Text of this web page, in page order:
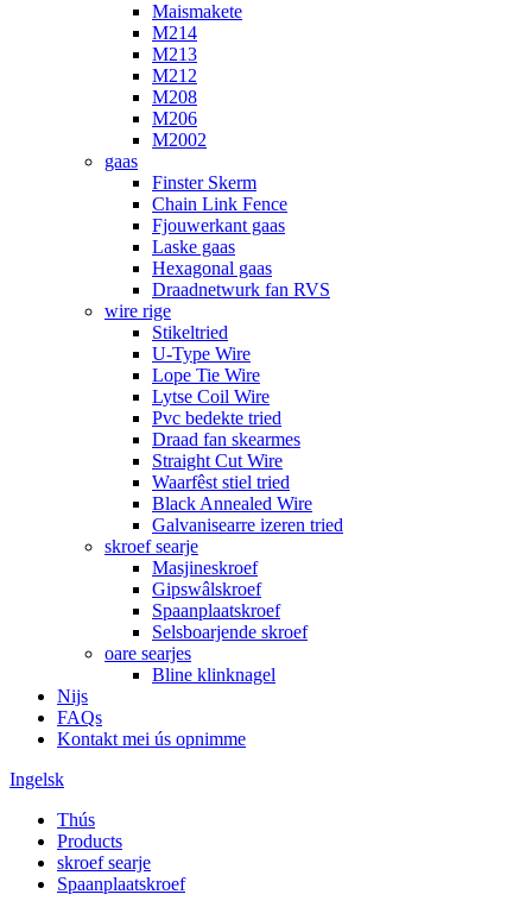
Maismakete
M214
M213
M212
M208
M206
M2002
gaas
Finster Skerm
Chain Link Fence
Fjouwerkant gaas
Laske gaas
Hexagonal gaas
Draadnetwurk fan RVS
wire rige
Stikeltried
U-Type Wire
Lope Tie Wire
Lytse Coil Wire
Pvc bedekte tried
Draad fan skearmes
Straight Cut Wire
Waarfêst stiel tried
Black Annealed Wire
Galvanisearre izeren tried
skroef searje
Masjineskroef
Gipswâlskroef
Spaanplaatskroef
Selsboarjende skroef
oare searjes
Bline klinknagel
Nijs
FAQs
Kontakt mei ús opnimme
Ingelsk
Thús
Products
skroef searje
Spaanplaatskroef